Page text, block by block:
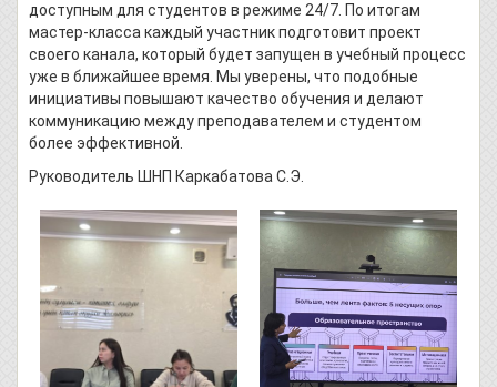
доступным для студентов в режиме 24/7. По итогам
мастер-класса каждый участник подготовит проект
своего канала, который будет запущен в учебный процесс
уже в ближайшее время. Мы уверены, что подобные
инициативы повышают качество обучения и делают
коммуникацию между преподавателем и студентом
более эффективной.
Руководитель ШНП Каркабатова С.Э.